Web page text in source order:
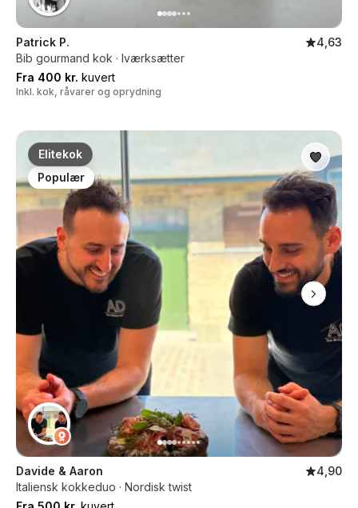
Patrick P.
4,63
Bib gourmand kok · Iværksætter
Fra 400 kr. kuvert
Inkl. kok, råvarer og oprydning
Elitekok
Populær
Davide & Aaron
4,90
Italiensk kokkeduo · Nordisk twist